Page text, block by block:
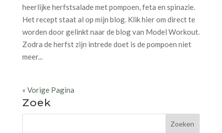
heerlijke herfstsalade met pompoen, feta en spinazie.
Het recept staat al op mijn blog. Klik hier om direct te
worden door gelinkt naar de blog van Model Workout.
Zodra de herfst zijn intrede doet is de pompoen niet
meer...
« Vorige Pagina
Zoek